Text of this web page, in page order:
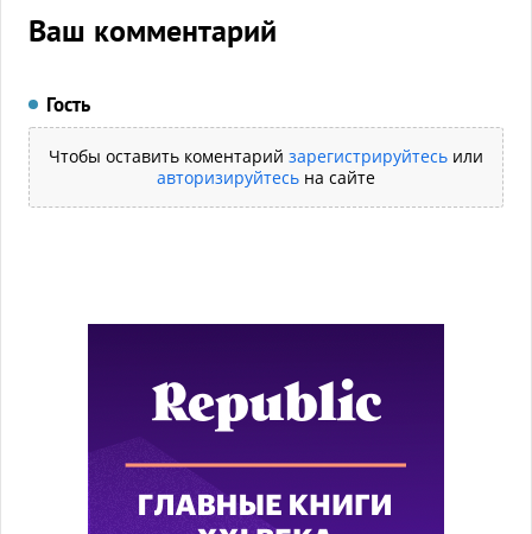
Ваш комментарий
Гость
Чтобы оставить коментарий зарегистрируйтесь или
авторизируйтесь на сайте